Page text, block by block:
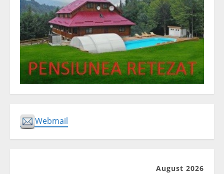
Webmail
August 2026